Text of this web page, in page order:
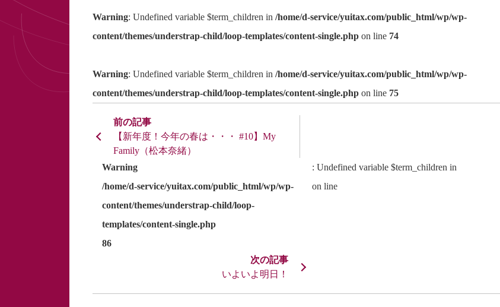
Warning: Undefined variable $term_children in /home/d-service/yuitax.com/public_html/wp/wp-
content/themes/understrap-child/loop-templates/content-single.phpon line 74
Warning: Undefined variable $term_children in /home/d-service/yuitax.com/public_html/wp/wp-
content/themes/understrap-child/loop-templates/content-single.phpon line 75
【新年度！今年の春は・・・ #10】My
Family（松本奈緒）
Warning
: Undefined variable $term_children in
/home/d-service/yuitax.com/public_html/wp/wp-
content/themes/understrap-child/loop-
templates/content-single.php
on line
86
いよいよ明日！